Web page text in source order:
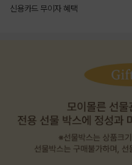
신용카드 무이자 혜택